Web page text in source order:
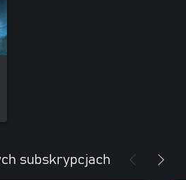
subskrypcjach